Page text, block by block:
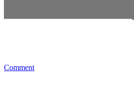
Comment